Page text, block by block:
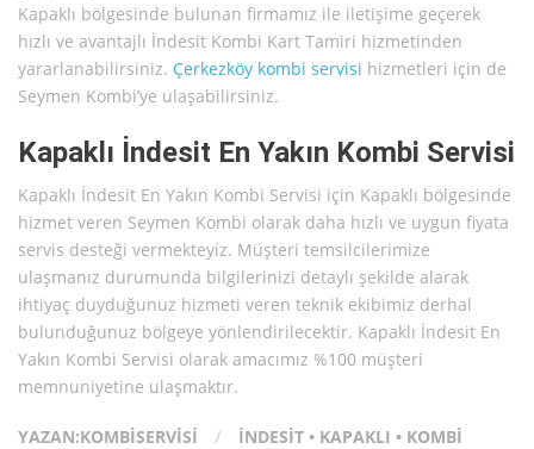
Kapaklı bölgesinde bulunan firmamız ile iletişime geçerek
hızlı ve avantajlı İndesit Kombi Kart Tamiri hizmetinden
yararlanabilirsiniz. Çerkezköy kombi servisi hizmetleri için de
Seymen Kombi’ye ulaşabilirsiniz.
Kapaklı İndesit En Yakın Kombi Servisi
Kapaklı İndesit En Yakın Kombi Servisi için Kapaklı bölgesinde
hizmet veren Seymen Kombi olarak daha hızlı ve uygun fiyata
servis desteği vermekteyiz. Müşteri temsilcilerimize
ulaşmanız durumunda bilgilerinizi detaylı şekilde alarak
ihtiyaç duyduğunuz hizmeti veren teknik ekibimiz derhal
bulunduğunuz bölgeye yönlendirilecektir. Kapaklı İndesit En
Yakın Kombi Servisi olarak amacımız %100 müşteri
memnuniyetine ulaşmaktır.
YAZAN:KOMBISERVISI / INDESIT • KAPAKLI • KOMBI